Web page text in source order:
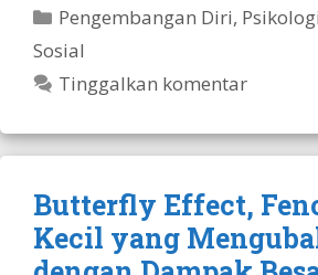
Kategori
Pengembangan Diri, Psikologi
Sosial
Tinggalkan komentar
Butterfly Effect,
Kecil yang